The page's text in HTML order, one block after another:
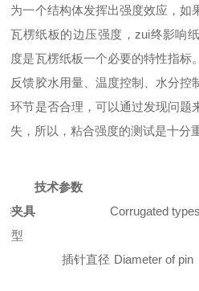
为一个结构体发挥出强度效应，如
瓦楞纸板的边压强度，zui终影响
度是瓦楞纸板一个必要的特性指标
反馈胶水用量、温度控制、水分控
环节是否合理，可以通过发现问题
失，所以，粘合强度的测试是十分
技术参数
夹具
型
Corrugated types
插针直径 Diameter of pin